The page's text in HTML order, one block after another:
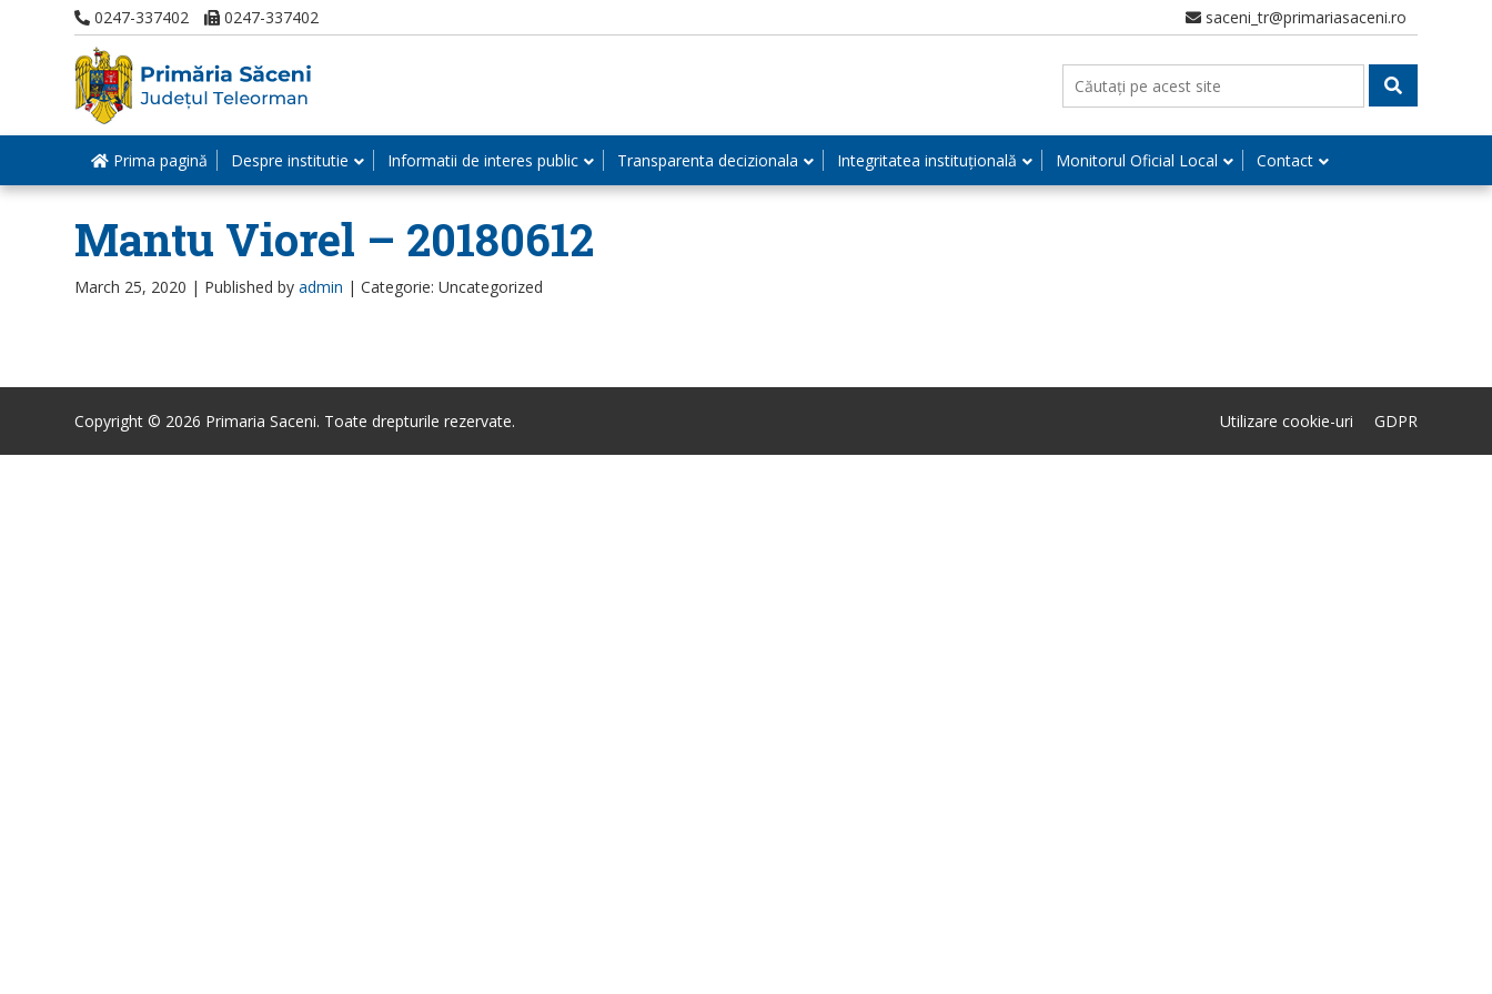
0247-337402 0247-337402 saceni_tr@primariasaceni.ro
Prima pagină Despre institutie Informatii de interes public Transparenta decizionala Integritatea instituțională Monitorul Oficial Local Contact
Mantu Viorel – 20180612
March 25, 2020 | Published by admin | Categorie: Uncategorized
Copyright © 2026 Primaria Saceni. Toate drepturile rezervate. Utilizare cookie-uri GDPR